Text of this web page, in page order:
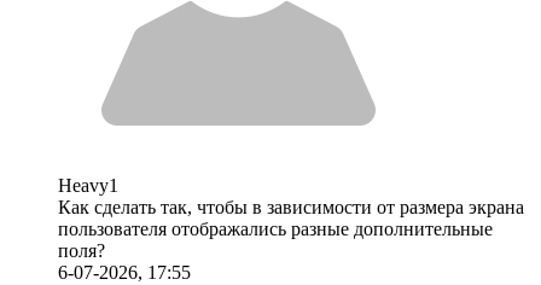
Heavy1
Как сделать так, чтобы в зависимости от размера экрана
пользователя отображались разные дополнительные
поля?
6-07-2026, 17:55